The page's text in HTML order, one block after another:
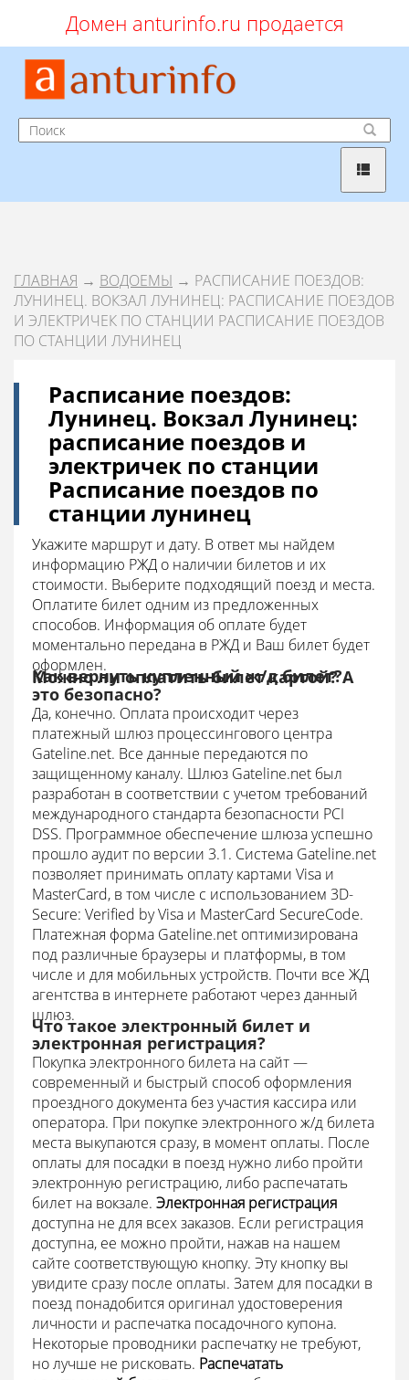
Домен anturinfo.ru продается
ГЛАВНАЯ → ВОДОЕМЫ → РАСПИСАНИЕ ПОЕЗДОВ:
ЛУНИНЕЦ. ВОКЗАЛ ЛУНИНЕЦ: РАСПИСАНИЕ ПОЕЗДОВ
И ЭЛЕКТРИЧЕК ПО СТАНЦИИ РАСПИСАНИЕ ПОЕЗДОВ
ПО СТАНЦИИ ЛУНИНЕЦ
Расписание поездов:
Лунинец. Вокзал Лунинец:
расписание поездов и
электричек по станции
Расписание поездов по
станции лунинец
Укажите маршрут и дату. В ответ мы найдем
информацию РЖД о наличии билетов и их
стоимости. Выберите подходящий поезд и места.
Оплатите билет одним из предложенных
способов. Информация об оплате будет
моментально передана в РЖД и Ваш билет будет
оформлен.
Как вернуть купленный ж/д билет?
Можно ли оплатить билет картой? А
это безопасно?
Да, конечно. Оплата происходит через
платежный шлюз процессингового центра
Gateline.net. Все данные передаются по
защищенному каналу. Шлюз Gateline.net был
разработан в соответствии с учетом требований
международного стандарта безопасности PCI
DSS. Программное обеспечение шлюза успешно
прошло аудит по версии 3.1. Система Gateline.net
позволяет принимать оплату картами Visa и
MasterCard, в том числе с использованием 3D-
Secure: Verified by Visa и MasterCard SecureCode.
Платежная форма Gateline.net оптимизирована
под различные браузеры и платформы, в том
числе и для мобильных устройств. Почти все ЖД
агентства в интернете работают через данный
шлюз.
Что такое электронный билет и
электронная регистрация?
Покупка электронного билета на сайт —
современный и быстрый способ оформления
проездного документа без участия кассира или
оператора. При покупке электронного ж/д билета
места выкупаются сразу, в момент оплаты. После
оплаты для посадки в поезд нужно либо пройти
электронную регистрацию, либо распечатать
билет на вокзале. Электронная регистрация
доступна не для всех заказов. Если регистрация
доступна, ее можно пройти, нажав на нашем
сайте соответствующую кнопку. Эту кнопку вы
увидите сразу после оплаты. Затем для посадки в
поезд понадобится оригинал удостоверения
личности и распечатка посадочного купона.
Некоторые проводники распечатку не требуют,
но лучше не рисковать. Распечатать